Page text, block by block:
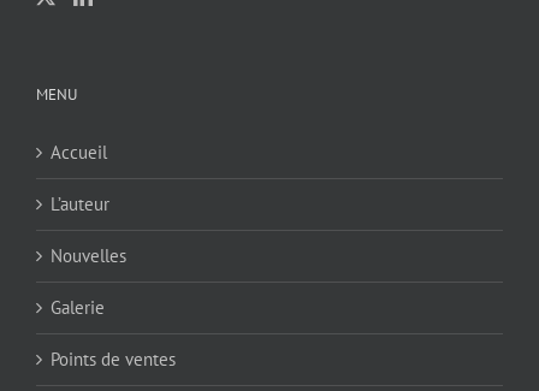
MENU
Accueil
L’auteur
Nouvelles
Galerie
Points de ventes